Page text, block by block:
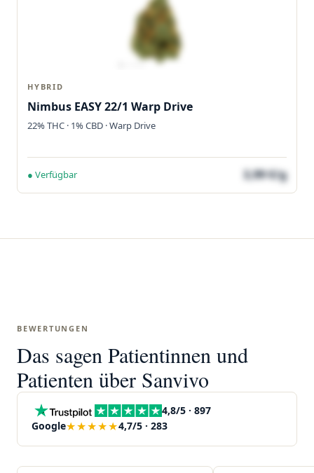
HYBRID
Nimbus EASY 22/1 Warp Drive
22% THC · 1% CBD · Warp Drive
● Verfügbar 3,99 €/g
BEWERTUNGEN
Das sagen Patientinnen und
Patienten über Sanvivo
4,8/5 · 897
Google★★★★★4,7/5 · 283